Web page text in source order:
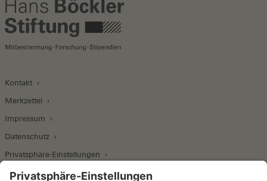
Kontakt
Merkzettel
Impressum
Datenschutz
Privatsphäre-Einstellungen